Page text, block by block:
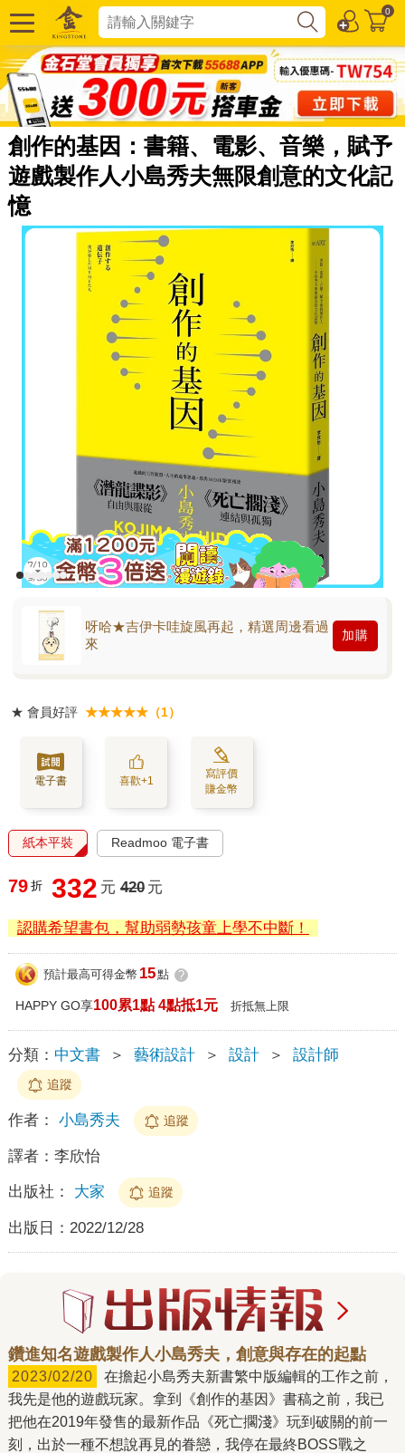
0
創作的基因：書籍、電影、音樂，賦予
遊戲製作人小島秀夫無限創意的文化記
憶
呀哈★吉伊卡哇旋風再起，精選周邊看過
來
加購
★ 會員好評 ★★★★★（1）
電子書 喜歡+1
寫評價
賺金幣
紙本平裝 Readmoo 電子書
79 折 332 元 420 元
認購希望書包，幫助弱勢孩童上學不中斷！
預計最高可得金幣 15點 ?
HAPPY GO享100累1點 4點抵1元 折抵無上限
分類： 中文書 ＞ 藝術設計 ＞ 設計 ＞ 設計師
追蹤
作者： 小島秀夫 追蹤
譯者： 李欣怡
出版社： 大家 追蹤
出版日： 2022/12/28
鑽進知名遊戲製作人小島秀夫，創意與存在的起點
2023/02/20
我先是他的遊戲玩家。拿到《創作的基因》書稿之前，我已
把他在2019年發售的最新作品《死亡擱淺》玩到破關的前一
刻，出於一種不想說再見的眷戀，我停在最終BOSS戰之